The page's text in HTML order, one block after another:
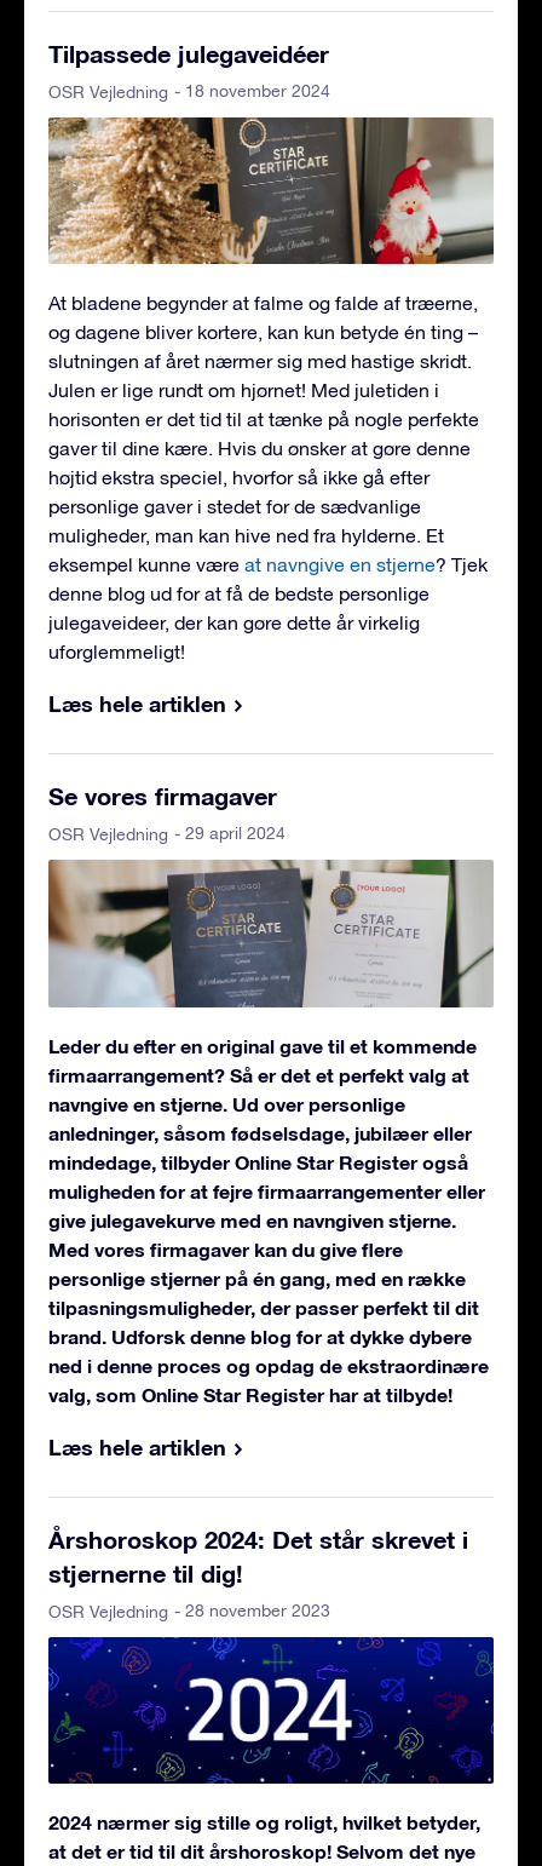
Tilpassede julegaveidéer
OSR Vejledning - 18 november 2024
At bladene begynder at falme og falde af træerne,
og dagene bliver kortere, kan kun betyde én ting –
slutningen af året nærmer sig med hastige skridt.
Julen er lige rundt om hjørnet! Med juletiden i
horisonten er det tid til at tænke på nogle perfekte
gaver til dine kære. Hvis du ønsker at gøre denne
højtid ekstra speciel, hvorfor så ikke gå efter
personlige gaver i stedet for de sædvanlige
muligheder, man kan hive ned fra hylderne. Et
eksempel kunne være at navngive en stjerne? Tjek
denne blog ud for at få de bedste personlige
julegaveideer, der kan gøre dette år virkelig
uforglemmeligt!
Læs hele artiklen
Se vores firmagaver
OSR Vejledning - 29 april 2024
Leder du efter en original gave til et kommende
firmaarrangement? Så er det et perfekt valg at
navngive en stjerne. Ud over personlige
anledninger, såsom fødselsdage, jubilæer eller
mindedage, tilbyder Online Star Register også
muligheden for at fejre firmaarrangementer eller
give julegavekurve med en navngiven stjerne.
Med vores firmagaver kan du give flere
personlige stjerner på én gang, med en række
tilpasningsmuligheder, der passer perfekt til dit
brand. Udforsk denne blog for at dykke dybere
ned i denne proces og opdag de ekstraordinære
valg, som Online Star Register har at tilbyde!
Læs hele artiklen
Årshoroskop 2024: Det står skrevet i
stjernerne til dig!
OSR Vejledning - 28 november 2023
2024 nærmer sig stille og roligt, hvilket betyder,
at det er tid til dit årshoroskop! Selvom det nye